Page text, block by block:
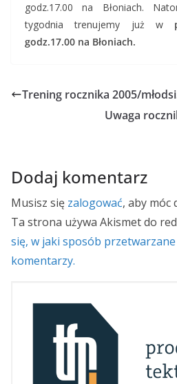
godz.17.00 na Błoniach.
tygodnia trenujemy już w
godz.17.00 na Błoniach.
Trening rocznika 2005/
Uwaga
Dodaj komentarz
Musisz się zalogować, aby móc
Ta strona używa Akismet do
się, w jaki sposób
komentarzy.